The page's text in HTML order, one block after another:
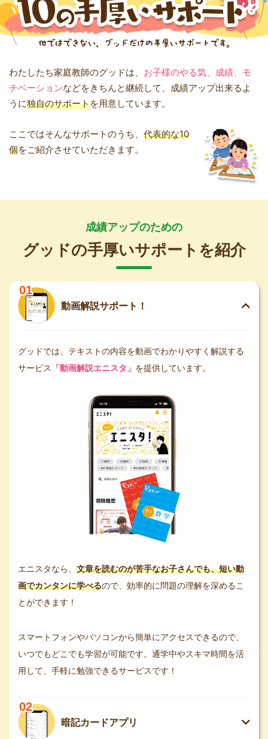
わたしたち家庭教師のグッドは、 お子様のやる気、成績、モ
チベーションなどをきちんと継続して、成績アップ出来るよ
うに独自のサポートを用意しています。
ここではそんなサポートのうち、 代表的な10
個をご紹介させていただきます。
成績アップのための
グッドの手厚いサポートを紹介
01
動画解説サポート！
グッドでは、テキストの内容を動画でわかりやすく解説する
サービス 「動画解説エニスタ」 を提供しています。
エニスタなら、 文章を読むのが苦手なお子さんでも、短い動
画でカンタンに学べるので、効率的に問題の理解を深めるこ
とができます！
スマートフォンやパソコンから簡単にアクセスできるので、
いつでもどこでも学習が可能です。通学中やスキマ時間を活
用して、手軽に勉強できるサービスです！
02
暗記カードアプリ